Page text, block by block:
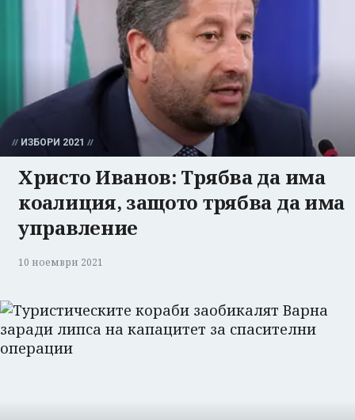
ИЗБОРИ 2021
Христо Иванов: Трябва да има
коалиция, защото трябва да има
управление
10 ноември 2021